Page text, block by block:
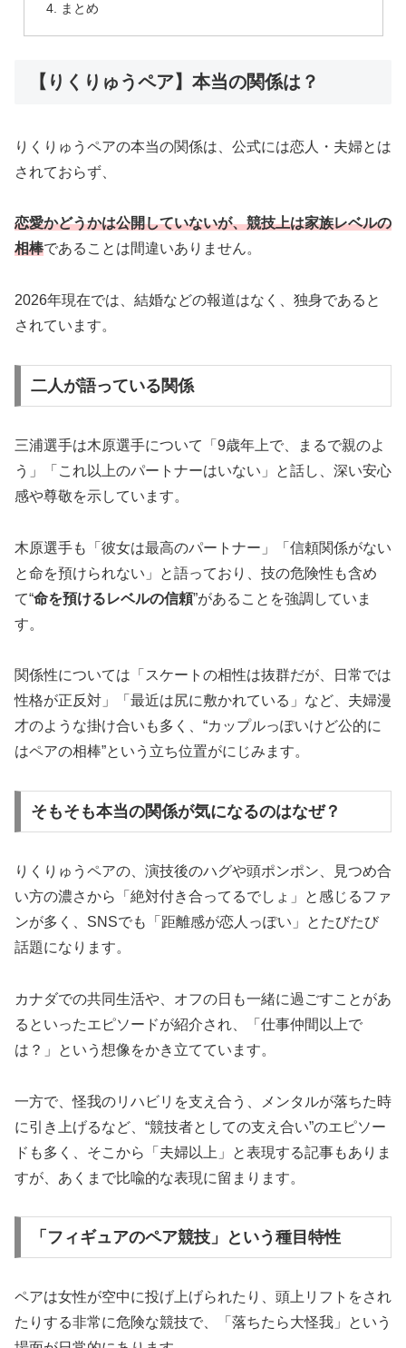
まとめ
【りくりゅうペア】本当の関係は？
りくりゅうペアの本当の関係は、公式には恋人・夫婦とは
されておらず、
恋愛かどうかは公開していないが、競技上は家族レベルの
相棒であることは間違いありません。
2026年現在では、結婚などの報道はなく、独身であると
されています。
二人が語っている関係
三浦選手は木原選手について「9歳年上で、まるで親のよ
う」「これ以上のパートナーはいない」と話し、深い安心
感や尊敬を示しています。
木原選手も「彼女は最高のパートナー」「信頼関係がない
と命を預けられない」と語っており、技の危険性も含め
て“命を預けるレベルの信頼”があることを強調していま
す。
関係性については「スケートの相性は抜群だが、日常では
性格が正反対」「最近は尻に敷かれている」など、夫婦漫
才のような掛け合いも多く、“カップルっぽいけど公的に
はペアの相棒”という立ち位置がにじみます。
そもそも本当の関係が気になるのはなぜ？
りくりゅうペアの、演技後のハグや頭ポンポン、見つめ合
い方の濃さから「絶対付き合ってるでしょ」と感じるファ
ンが多く、SNSでも「距離感が恋人っぽい」とたびたび
話題になります。
カナダでの共同生活や、オフの日も一緒に過ごすことがあ
るといったエピソードが紹介され、「仕事仲間以上で
は？」という想像をかき立てています。
一方で、怪我のリハビリを支え合う、メンタルが落ちた時
に引き上げるなど、“競技者としての支え合い”のエピソー
ドも多く、そこから「夫婦以上」と表現する記事もありま
すが、あくまで比喩的な表現に留まります。
「フィギュアのペア競技」という種目特性
ペアは女性が空中に投げ上げられたり、頭上リフトをされ
たりする非常に危険な競技で、「落ちたら大怪我」という